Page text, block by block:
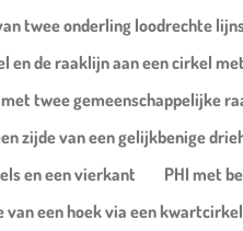
twee onderling loodrechte
en de raaklijn aan een cirkel
twee gemeenschappelijke
zijde van een gelijkbenige
en een vierkant
PHI met
van een hoek via een